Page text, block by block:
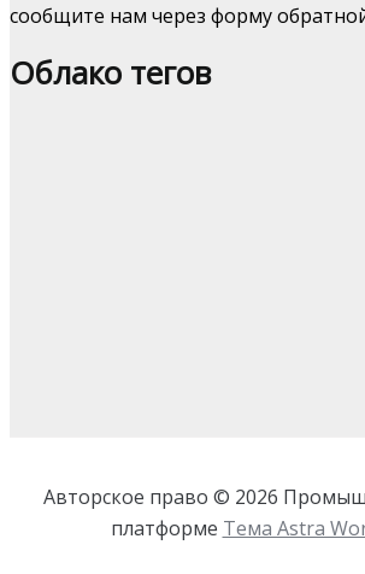
сообщите нам через форму
Облако тегов
Авторское право © 2026
платформе Тема Astra